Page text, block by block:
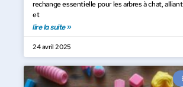
rechange essentielle pour les arbres à chat,
et
lire la suite »
24 avril 2025